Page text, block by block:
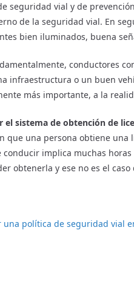
seguridad vial y de
de la seguridad vial. En
bien iluminados, buena
conductores
infraestructura o un buen
más importante, a la
el sistema de obtención de
que una persona obtiene una
implica muchas
obtenerla y ese no es el caso
una política de seguridad vial